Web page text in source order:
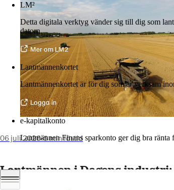
LM²
Detta digitala verktyg vänder sig till dig som
datorn.
Mer om LM2
Lantmännenkortet
Lantmännenkortet är för dig som är verksam
Logga in
e-kapitalkonto
Lantmännen Finans sparkonto ger dig bra
06 juli 2026•5 min lästid
Lantmännen i Dagens industri:
måste välja både mat och